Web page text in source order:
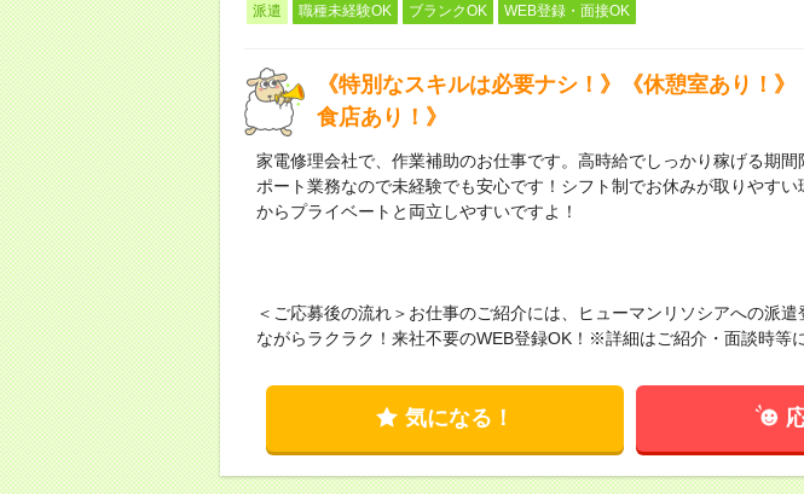
派遣 職種未経験OK ブランクOK WEB登録・面接OK
《特別なスキルは必要ナシ！》《休憩室あり！
食店あり！》
家電修理会社で、作業補助のお仕事です。高時給でしっかり稼げる期
ポート業務なので未経験でも安心です！シフト制でお休みが取りやす
からプライベートと両立しやすいですよ！
＜ご応募後の流れ＞お仕事のご紹介には、ヒューマンリソシアへの派
ながらラクラク！来社不要のWEB登録OK！※詳細はご紹介・面談時等
気になる！